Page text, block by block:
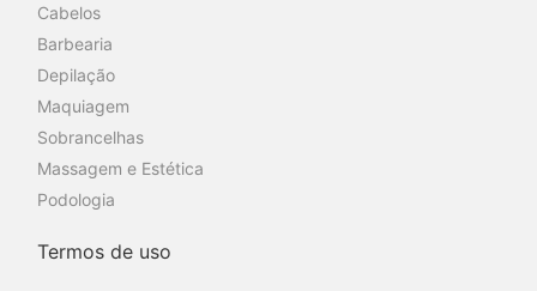
Cabelos
Barbearia
Depilação
Maquiagem
Sobrancelhas
Massagem e Estética
Podologia
Termos de uso